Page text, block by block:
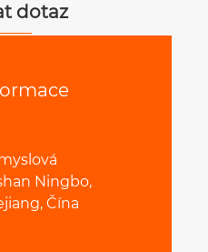
dotaz
Ningbo,
Čína